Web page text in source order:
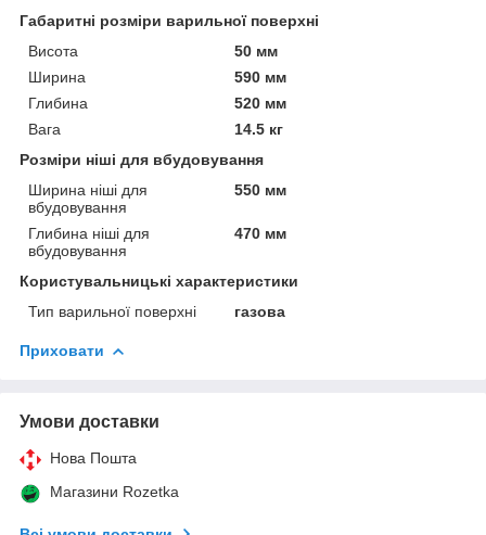
Габаритні розміри варильної поверхні
Висота
50 мм
Ширина
590 мм
Глибина
520 мм
Вага
14.5 кг
Розміри ніші для вбудовування
Ширина ніші для
вбудовування
550 мм
Глибина ніші для
вбудовування
470 мм
Користувальницькі характеристики
Тип варильної поверхні
газова
Приховати
Умови доставки
Нова Пошта
Магазини Rozetka